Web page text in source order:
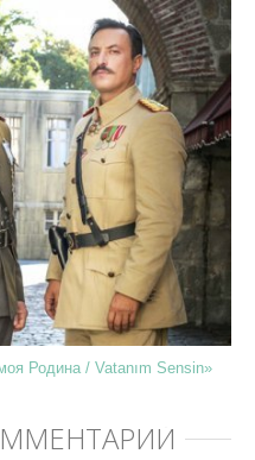
Родина / Vatanım Sensin»